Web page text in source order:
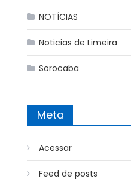
NOTÍCIAS
Noticias de Limeira
Sorocaba
Meta
Acessar
Feed de posts